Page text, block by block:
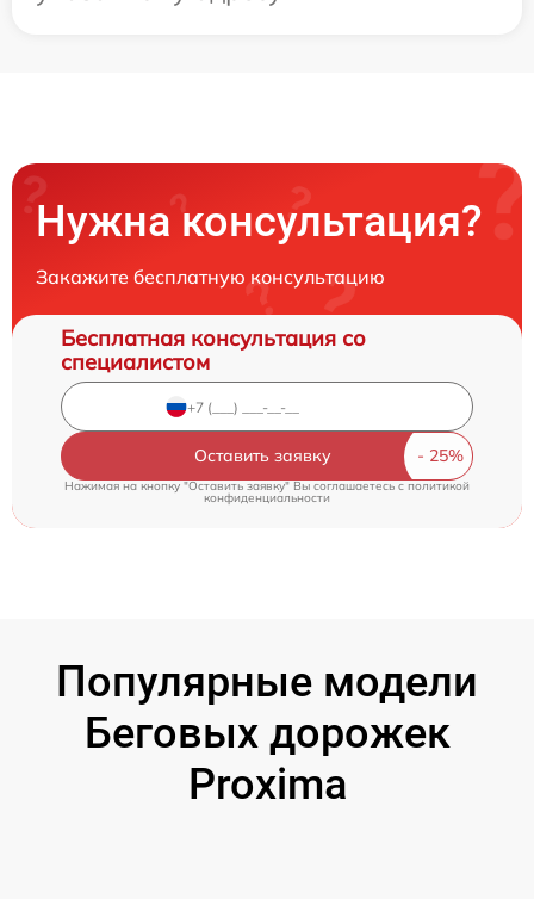
Нужна консультация?
Закажите бесплатную консультацию
Бесплатная консультация со
специалистом
Оставить заявку
Нажимая на кнопку "Оставить заявку" Вы соглашаетесь cполитикой
конфиденциальности
Популярные модели
Беговых дорожек
Proxima